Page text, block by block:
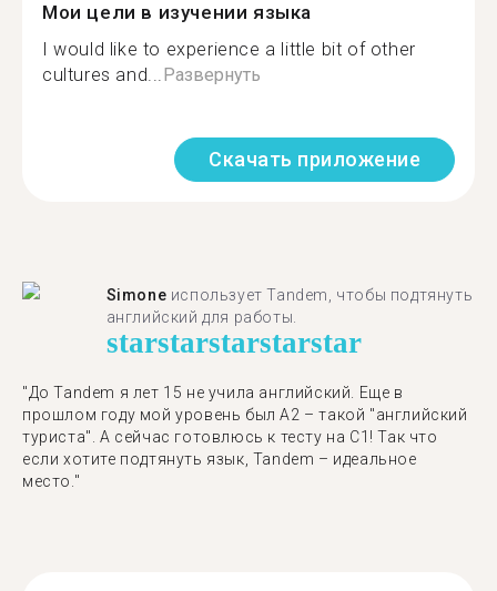
Мои цели в изучении языка
I would like to experience a little bit of other
cultures and...Развернуть
Скачать приложение
Simone использует Tandem, чтобы подтянуть
английский для работы.
starstarstarstarstar
"До Tandem я лет 15 не учила английский. Еще в
прошлом году мой уровень был A2 – такой "английский
туриста". А сейчас готовлюсь к тесту на C1! Так что
если хотите подтянуть язык, Tandem – идеальное
место."